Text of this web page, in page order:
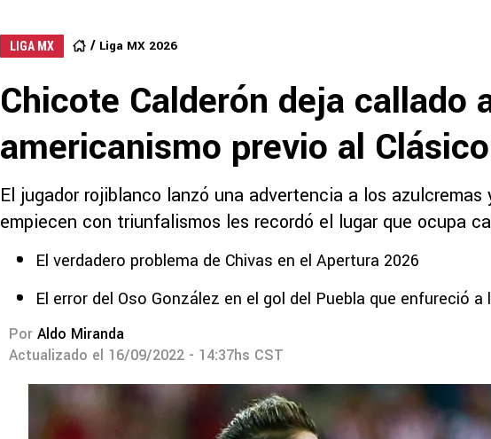
LIGA MX Liga MX 2026
Chicote Calderón deja callado
americanismo previo al
El jugador rojiblanco lanzó una advertencia a los azulcremas
empiecen con triunfalismos les recordó el lugar que ocupa
El verdadero problema de Chivas en el Apertura 2026
El error del Oso González en el gol del Puebla que enfureció a
Por Aldo Miranda
Actualizado el 16/09/2022 - 14:37hs CST